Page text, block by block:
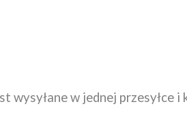
wysyłane w jednej przesyłce